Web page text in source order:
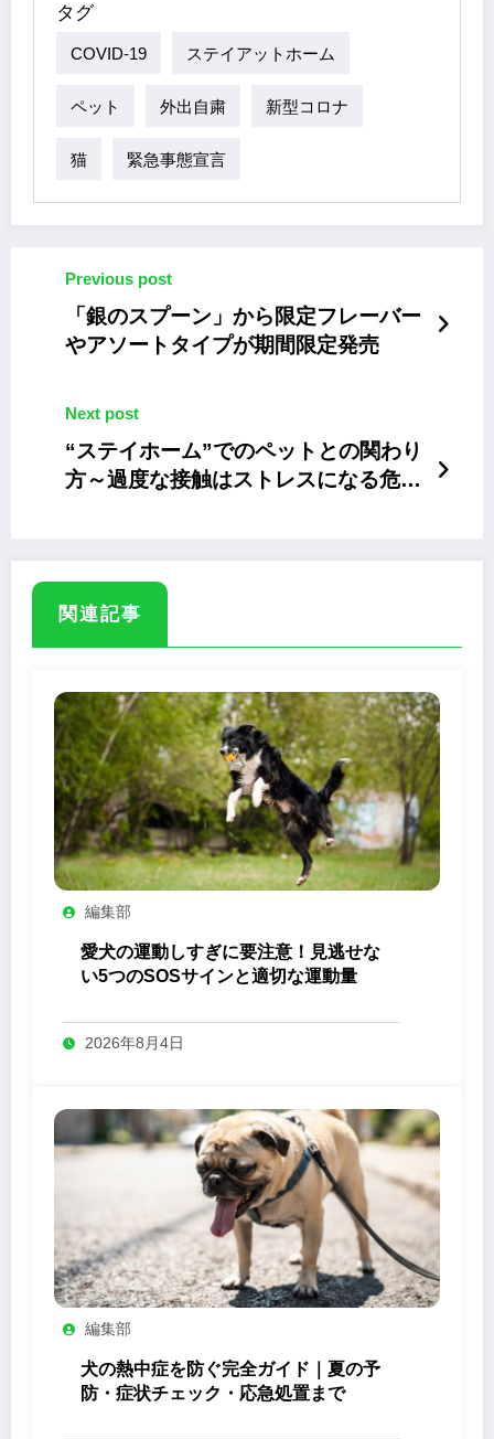
タグ
COVID-19 ステイアットホーム
ペット 外出自粛 新型コロナ
猫 緊急事態宣言
Previous post
「銀のスプーン」から限定フレーバー
やアソートタイプが期間限定発売
Next post
“ステイホーム”でのペットとの関わり
方～過度な接触はストレスになる危険
関連記事
編集部
愛犬の運動しすぎに要注意！見逃せな
い5つのSOSサインと適切な運動量
2026年8月4日
編集部
犬の熱中症を防ぐ完全ガイド｜夏の予
防・症状チェック・応急処置まで